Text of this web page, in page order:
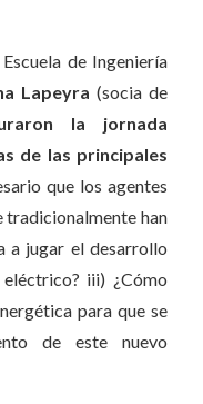
de Ingeniería
Lapeyra (socia de
la jornada
de las principales
que los agentes
tradicionalmente han
a jugar el desarrollo
iii) ¿Cómo
para que se
de este nuevo